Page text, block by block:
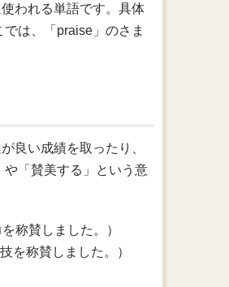
われる単語です。具体
は、「praise」のさま
良い成績を取ったり、
や「賛美する」という意
称賛しました。）
を称賛しました。）